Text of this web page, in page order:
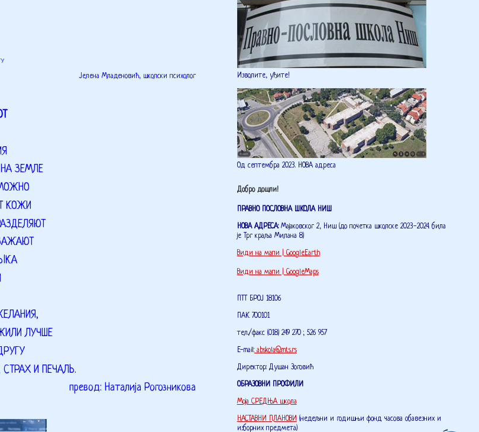
Јелена Младеновић, школски психолог
ЗЕМЛЕ
КОЖИ
ЛУЧШЕ
И ПЕЧАЛЬ.
превод: Наталија Рогозникова
Изволите, уђите!
Од септембра 2023. НОВА адреса
Добро дошли!
ПРАВНО ПОСЛОВНА ШКОЛА НИШ
НОВА АДРЕСА: Мајаковског 2, Ниш (до почетка школске 2023-2024. била
је Трг краља Милана 8)
Види на мапи | GoogleEarth
Види на мапи | GoogleMaps
ПТТ БРОЈ 18106
ПАК 700101
тел./факс (018) 249 270 ; 526 957
E-mail:abskola@mts.rs
Директор: Душан Зоговић
ОБРАЗОВНИ ПРОФИЛИ
Моја СРЕДЊА школа
НАСТАВНИ ПЛАНОВИ (недељни и годишњи фонд часова обавезних и
изборних предмета)